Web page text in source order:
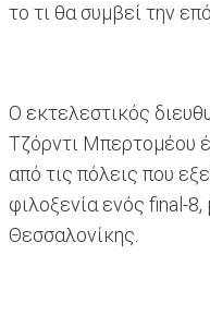
το τι θα συμβεί την
Ο εκτελεστικός
Τζόρντι Μπερτομέου
από τις πόλεις που
φιλοξενία ενός final-
Θεσσαλονίκης.